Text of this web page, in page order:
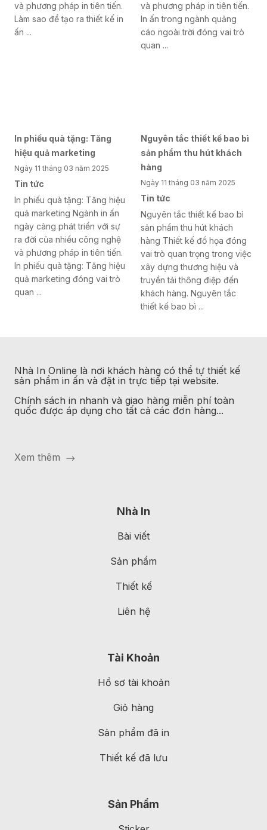
và phương pháp in tiên tiến.
Làm sao để tạo ra thiết kế in
ấn ...
và phương pháp in tiên tiến.
In ấn trong ngành quảng
cáo ngoài trời đóng vai trò
quan ...
In phiếu quà tặng: Tăng
hiệu quả marketing
Ngày 11 tháng 03 năm 2025
Tin tức
In phiếu quà tặng: Tăng hiệu
quả marketing Ngành in ấn
ngày càng phát triển với sự
ra đời của nhiều công nghệ
và phương pháp in tiên tiến.
In phiếu quà tặng: Tăng hiệu
quả marketing đóng vai trò
quan ...
Nguyên tắc thiết kế bao bì
sản phẩm thu hút khách
hàng
Ngày 11 tháng 03 năm 2025
Tin tức
Nguyên tắc thiết kế bao bì
sản phẩm thu hút khách
hàng Thiết kế đồ họa đóng
vai trò quan trọng trong việc
xây dựng thương hiệu và
truyền tải thông điệp đến
khách hàng. Nguyên tắc
thiết kế bao bì ...
Nhà In Online là nơi khách hàng có thể tự thiết kế
sản phẩm in ấn và đặt in trực tiếp tại website.
Chính sách in nhanh và giao hàng miễn phí toàn
quốc được áp dụng cho tất cả các đơn hàng...
Xem thêm
Nhà In
Bài viết
Sản phẩm
Thiết kế
Liên hệ
Tài Khoản
Hồ sơ tài khoản
Giỏ hàng
Sản phẩm đã in
Thiết kế đã lưu
Sản Phẩm